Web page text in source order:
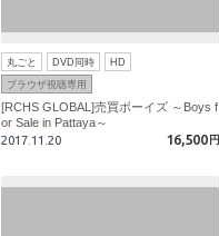
丸ごと DVD同時
HD
ブラウザ視聴専用
[RCHS GLOBAL]売買ボーイズ ～Boys f
or Sale in Pattaya～
2017.11.20
16,500 円